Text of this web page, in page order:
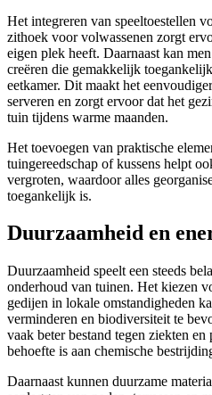
Het integreren van speeltoestellen
zithoek voor volwassenen zorgt
eigen plek heeft. Daarnaast kan
creëren die gemakkelijk
eetkamer. Dit maakt het
serveren en zorgt ervoor dat het
tuin tijdens warme maanden.
Het toevoegen van praktische
tuingereedschap of kussens helpt
vergroten, waardoor alles
toegankelijk is.
Duurzaamheid en
Duurzaamheid speelt een steeds
onderhoud van tuinen. Het kiezen
gedijen in lokale omstandigheden
verminderen en biodiversiteit te
vaak beter bestand tegen ziekten
behoefte is aan chemische
Daarnaast kunnen duurzame